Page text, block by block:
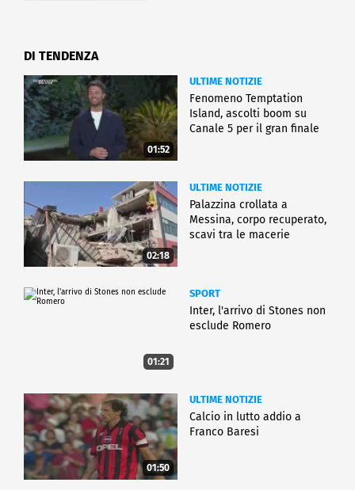
DI TENDENZA
01:52
ULTIME NOTIZIE
Fenomeno Temptation
Island, ascolti boom su
Canale 5 per il gran finale
02:18
ULTIME NOTIZIE
Palazzina crollata a
Messina, corpo recuperato,
scavi tra le macerie
01:21
SPORT
Inter, l'arrivo di Stones non
esclude Romero
01:50
ULTIME NOTIZIE
Calcio in lutto addio a
Franco Baresi